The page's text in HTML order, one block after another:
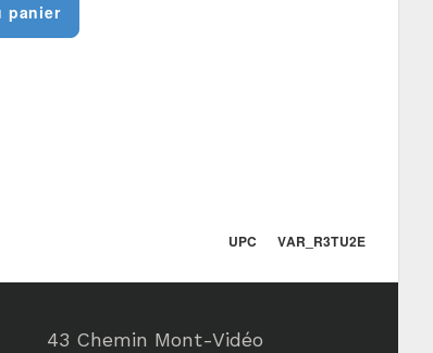
panier
UPC VAR_R3TU2E
43 Chemin Mont-Vidéo